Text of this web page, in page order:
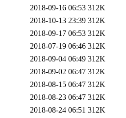
2018-09-16 06:53 312K
2018-10-13 23:39 312K
2018-09-17 06:53 312K
2018-07-19 06:46 312K
2018-09-04 06:49 312K
2018-09-02 06:47 312K
2018-08-15 06:47 312K
2018-08-23 06:47 312K
2018-08-24 06:51 312K